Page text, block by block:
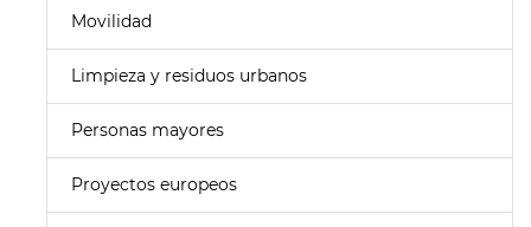
Movilidad
Limpieza y residuos urbanos
Personas mayores
Proyectos europeos